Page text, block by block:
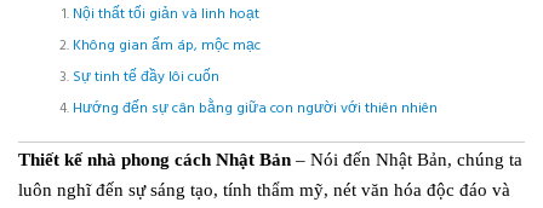
Nội thất tối giản và linh hoạt
Không gian ấm áp, mộc mạc
Sự tinh tế đầy lôi cuốn
Hướng đến sự cân bằng giữa con người với thiên nhiên
Thiết kế nhà phong cách Nhật Bản – Nói đến Nhật Bản, chúng ta
luôn nghĩ đến sự sáng tạo, tính thẩm mỹ, nét văn hóa độc đáo và